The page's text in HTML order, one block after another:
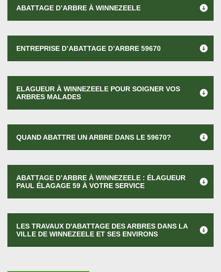
ABATTAGE D’ARBRE À WINNEZEELE
ENTREPRISE D’ABATTAGE D’ARBRE 59670
ELAGUEUR À WINNEZEELE POUR SOIGNER VOS
ARBRES MALADES
QUAND ABATTRE UN ARBRE DANS LE 59670?
ABATTAGE D’ARBRE À WINNEZEELE : ÉLAGUEUR
PAUL ÉLAGAGE 59 À VOTRE SERVICE
LES TRAVAUX D'ABATTAGE DES ARBRES DANS LA
VILLE DE WINNEZEELE ET SES ENVIRONS